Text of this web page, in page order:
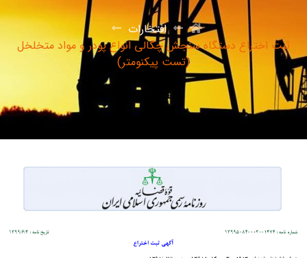
افتخارات
ثبت اختراع دستگاه سنجش چگالی انواع پودر و مواد متخلخل
(تست پیکنومتر)